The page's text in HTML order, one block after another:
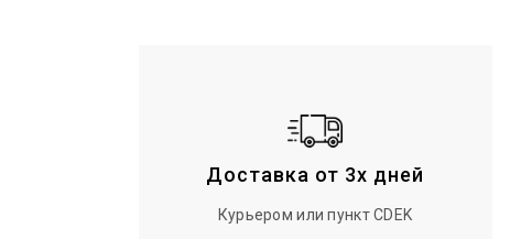
Доставка от 3х дней
Курьером или пункт CDEK